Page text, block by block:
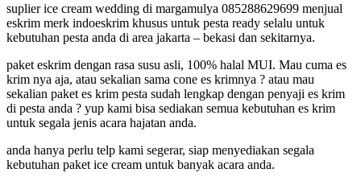
suplier ice cream wedding di margamulya 085288629699 menjual
eskrim merk indoeskrim khusus untuk pesta ready selalu untuk
kebutuhan pesta anda di area jakarta – bekasi dan sekitarnya.
paket eskrim dengan rasa susu asli, 100% halal MUI. Mau cuma es
krim nya aja, atau sekalian sama cone es krimnya ? atau mau
sekalian paket es krim pesta sudah lengkap dengan penyaji es krim
di pesta anda ? yup kami bisa sediakan semua kebutuhan es krim
untuk segala jenis acara hajatan anda.
anda hanya perlu telp kami segerar, siap menyediakan segala
kebutuhan paket ice cream untuk banyak acara anda.